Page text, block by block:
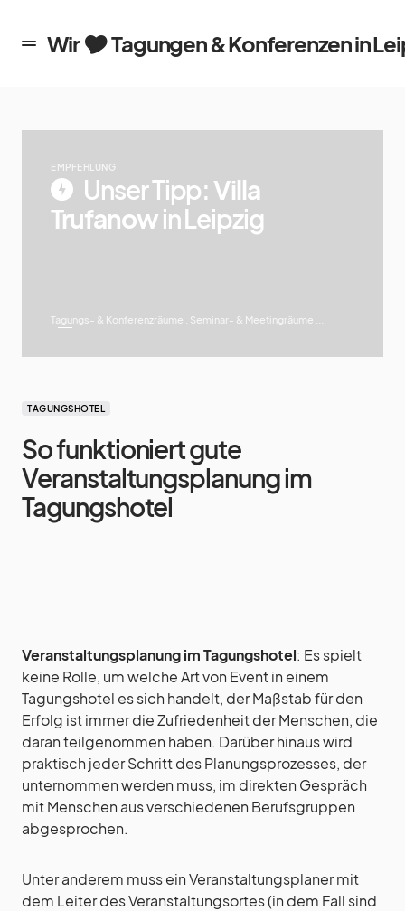
in Leipzig
Wir 🎔 Tagungen & Konferenzen in
EMPFEHLUNG
Unser Tipp: Villa
Trufanowin Leipzig
Tagungs- & Konferenzräume . Seminar- & Meetingräume ...
TAGUNGSHOTEL
So funktioniert gute
Veranstaltungsplanung im
Tagungshotel
Veranstaltungsplanung im Tagungshotel: Es spielt
keine Rolle, um welche Art von Event in einem
Tagungshotel es sich handelt, der Maßstab für den
Erfolg ist immer die Zufriedenheit der Menschen, die
daran teilgenommen haben. Darüber hinaus wird
praktisch jeder Schritt des Planungsprozesses, der
unternommen werden muss, im direkten Gespräch
mit Menschen aus verschiedenen Berufsgruppen
abgesprochen.
Unter anderem muss ein Veranstaltungsplaner mit
dem Leiter des Veranstaltungsortes (in dem Fall sind